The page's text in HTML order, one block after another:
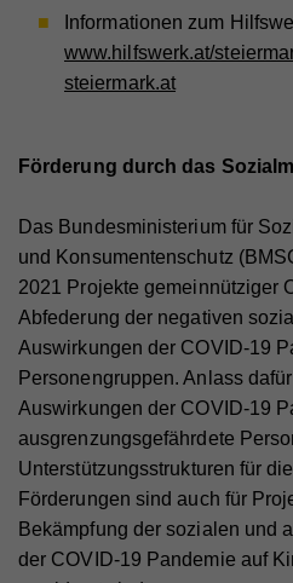
Informationen zum
www.hilfswerk.at/
steiermark.at
Förderung durch das
Das Bundesministerium für
und Konsumentenschutz
2021 Projekte gemeinnütziger
Abfederung der negativen
Auswirkungen der COVID-19
Personengruppen. Anlass
Auswirkungen der COVID-19
ausgrenzungsgefährdete
Unterstützungsstrukturen für
Förderungen sind auch für
Bekämpfung der sozialen und
der COVID-19 Pandemie auf
Laufzeit 2 Jahre
Zweck
Registriert eine
um statistische Daten
Anbieter Whatchado
Laufzeit 10 Minuten
Zweck
Wird zur
Anbieter Whatchado